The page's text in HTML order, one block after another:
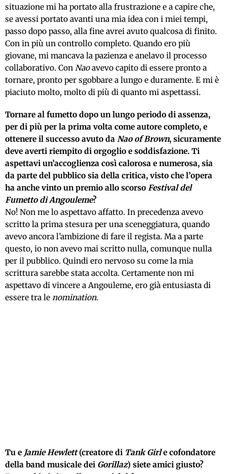
situazione mi ha portato alla frustrazione e a capire che,
se avessi portato avanti una mia idea con i miei tempi,
passo dopo passo, alla fine avrei avuto qualcosa di finito.
Con in più un controllo completo. Quando ero più
giovane, mi mancava la pazienza e anelavo il processo
collaborativo. Con Naoavevo capito di essere pronto a
tornare, pronto per sgobbare a lungo e duramente. E mi è
piaciuto molto, molto di più di quanto mi aspettassi.
Tornare al fumetto dopo un lungo periodo di assenza,
per di più per la prima volta come autore completo, e
ottenere il successo avuto da Nao of Brown, sicuramente
deve averti riempito di orgoglio e soddisfazione. Ti
aspettavi un’accoglienza così calorosa e numerosa, sia
da parte del pubblico sia della critica, visto che l’opera
ha anche vinto un premio allo scorso Festival del
Fumetto di Angouleme?
No! Non me lo aspettavo affatto. In precedenza avevo
scritto la prima stesura per una sceneggiatura, quando
avevo ancora l’ambizione di fare il regista. Ma a parte
questo, io non avevo mai scritto nulla, comunque nulla
per il pubblico. Quindi ero nervoso su come la mia
scrittura sarebbe stata accolta. Certamente non mi
aspettavo di vincere a Angouleme, ero già entusiasta di
essere tra le nomination.
Tu e Jamie Hewlett(creatore di Tank Girle cofondatore
della band musicale dei Gorillaz) siete amici giusto?